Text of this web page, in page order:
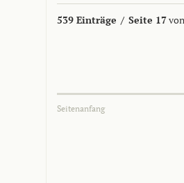
539 Einträge / Seite 17
Seitenanfang